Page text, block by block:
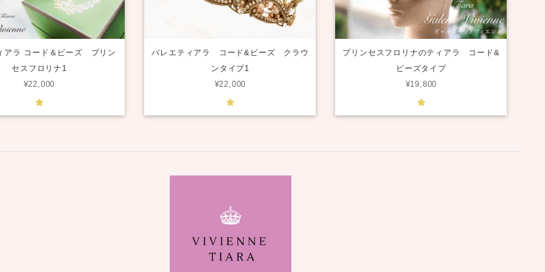
アラ コード＆ビーズ プリン
セスフロリナ1
¥22,000
バレエティアラ コード&ビーズ クラウ
ンタイプ1
¥22,000
プリンセスフロリナのティアラ コード&
ビーズタイプ
¥19,800